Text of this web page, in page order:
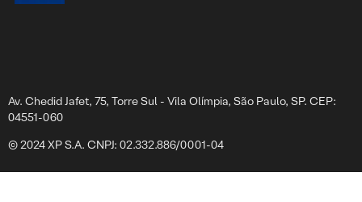
Av. Chedid Jafet, 75, Torre Sul - Vila Olímpia, São Paulo, SP. CEP:
04551-060
© 2024 XP S.A. CNPJ: 02.332.886/0001-04